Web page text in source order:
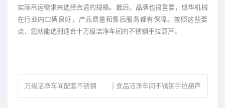
实际吊运需求来选择合适的规格。最后，品牌也很重要，成华机械
在行业内口碑良好，产品质量和售后服务都有保障。按照这些要
点，您就能选到适合十万级洁净车间的不锈钢手拉葫芦。
万级洁净车间配套不锈钢 食品洁净车间不锈钢手拉葫芦